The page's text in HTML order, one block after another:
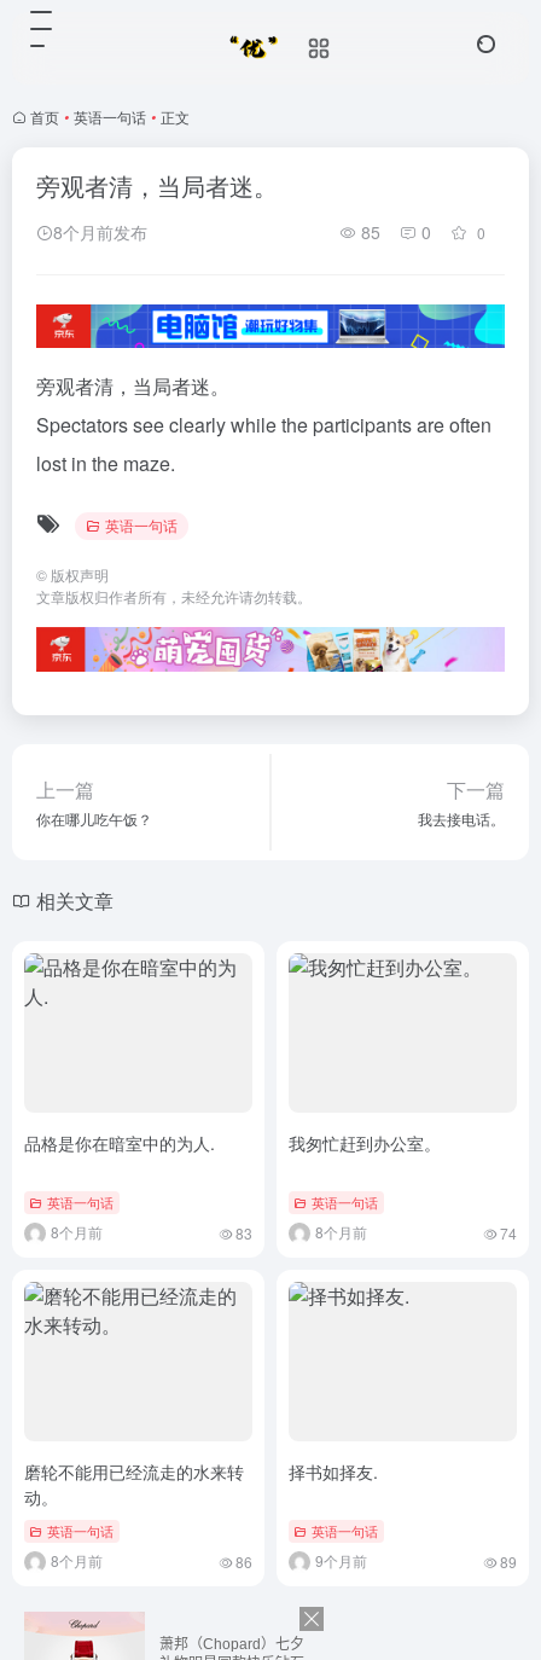
首页 • 英语一句话 • 正文
旁观者清，当局者迷。
8个月前发布 85 0 0
旁观者清，当局者迷。
Spectators see clearly while the participants are often
lost in the maze.
英语一句话
© 版权声明
文章版权归作者所有，未经允许请勿转载。
上一篇
你在哪儿吃午饭？
下一篇
我去接电话。
相关文章
品格是你在暗室中的为人.
英语一句话
8个月前 83
我匆忙赶到办公室。
英语一句话
8个月前 74
磨轮不能用已经流走的水来转
动。
英语一句话
8个月前 86
择书如择友.
英语一句话
9个月前 89